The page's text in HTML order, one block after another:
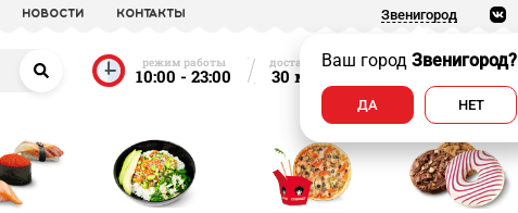
новости Контакты Звенигород
Ваш город Звенигород?
ДА НЕТ
режим работы
10:00 - 23:00
доставка от
30 мин. 8 (977) 258-55-58